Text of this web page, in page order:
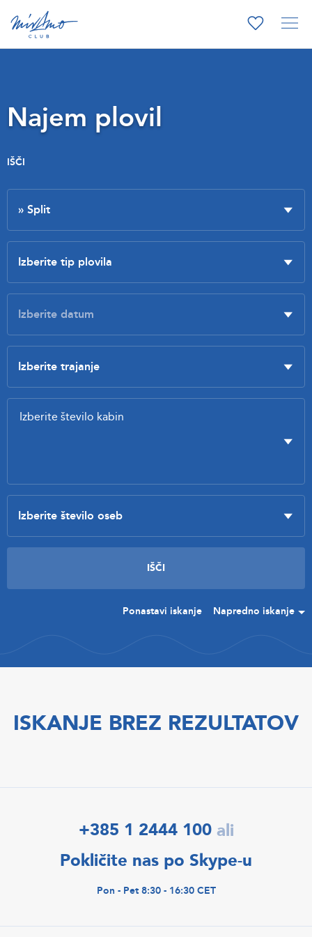
Najem plovil
IŠČI
Ponastavi iskanje Napredno iskanje
ISKANJE BREZ REZULTATOV
+385 1 2444 100 ali
Pokličite nas po Skype-u
Pon - Pet 8:30 - 16:30 CET